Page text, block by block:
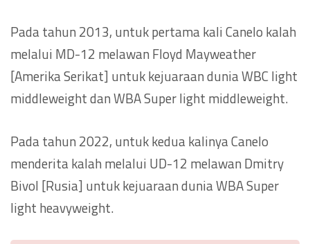
Pada tahun 2013, untuk pertama kali Canelo kalah
melalui MD-12 melawan Floyd Mayweather
[Amerika Serikat] untuk kejuaraan dunia WBC light
middleweight dan WBA Super light middleweight.
Pada tahun 2022, untuk kedua kalinya Canelo
menderita kalah melalui UD-12 melawan Dmitry
Bivol [Rusia] untuk kejuaraan dunia WBA Super
light heavyweight.